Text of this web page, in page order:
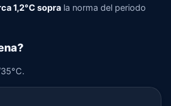
1,2°C sopra la norma del periodo